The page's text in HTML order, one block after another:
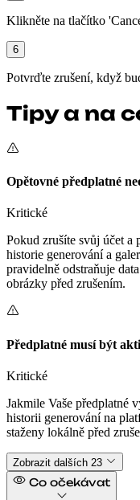
Klikněte na tlačítko
6
Potvrďte zrušení, když
Tipy a na
Opětovné předplatné
Kritické
Pokud zrušíte svůj účet a
historie generování a
pravidelně odstraňuje
obrázky před zrušením.
Předplatné musí být
Kritické
Jakmile Vaše předplatné
historii generování na
staženy lokálně před
Zobrazit dalších 23
Co očekávat